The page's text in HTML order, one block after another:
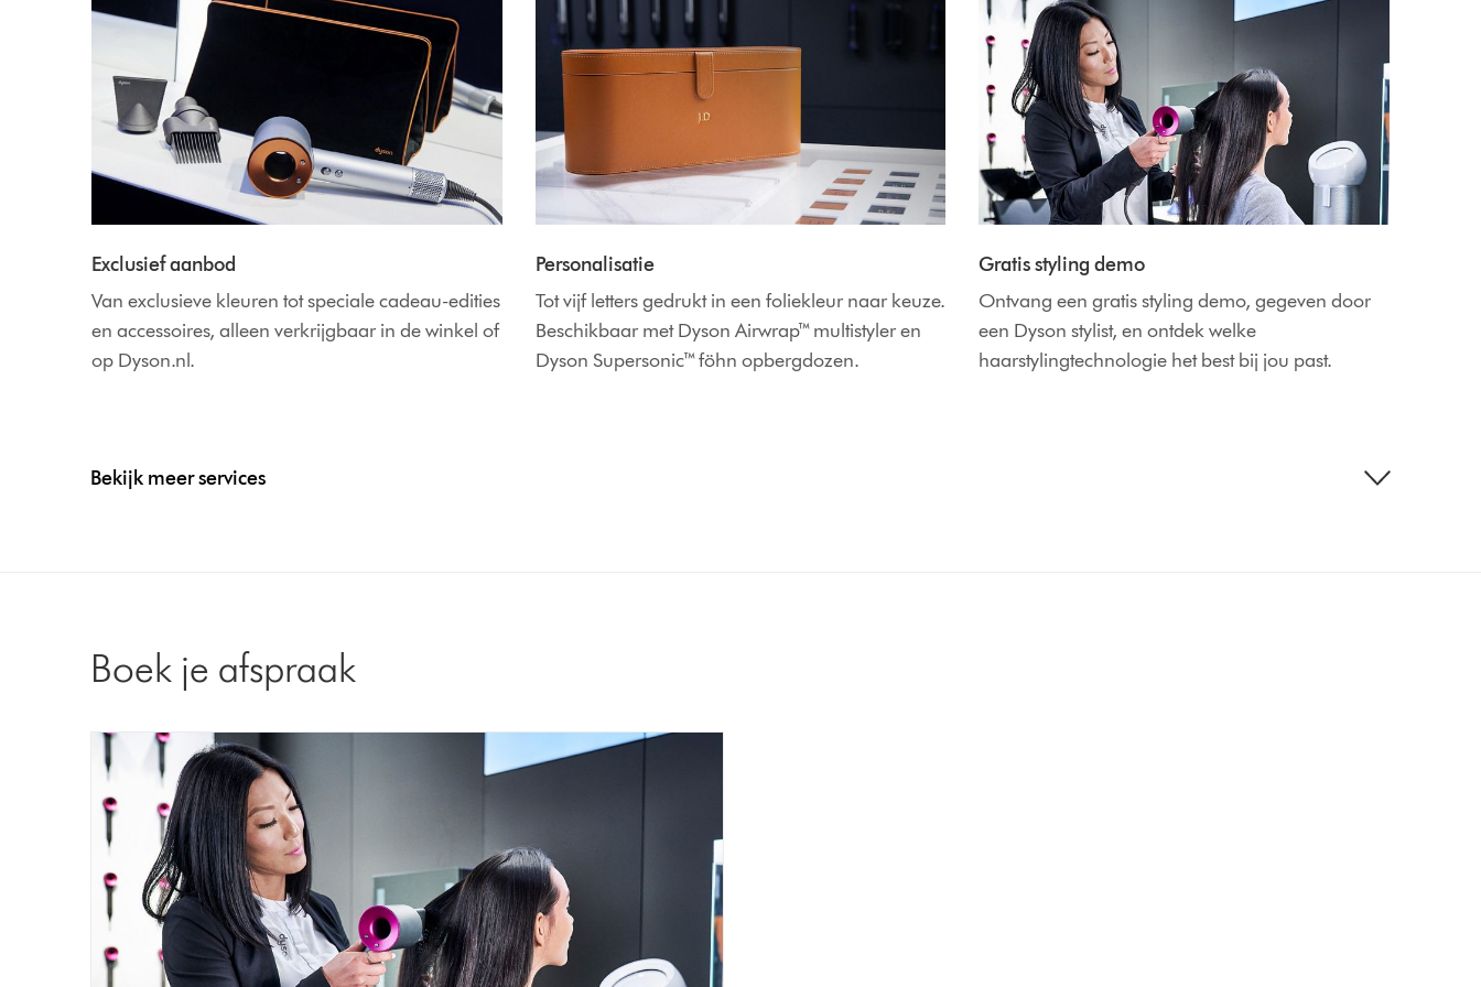
Exclusief aanbod
Van exclusieve kleuren tot speciale cadeau-edities
en accessoires, alleen verkrijgbaar in de winkel of
op Dyson.nl.
Personalisatie
Tot vijf letters gedrukt in een foliekleur naar keuze.
Beschikbaar met Dyson Airwrap™ multistyler en
Dyson Supersonic™ föhn opbergdozen.
Gratis styling demo
Ontvang een gratis styling demo, gegeven door
een Dyson stylist, en ontdek welke
haarstylingtechnologie het best bij jou past.
Bekijk meer services
Boek je afspraak